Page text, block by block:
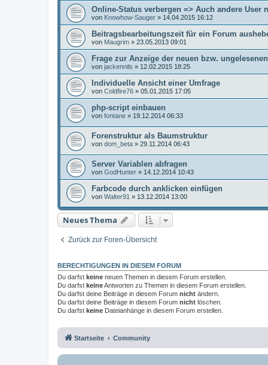
Online-Status verbergen => Auch andere User
von Knowhow-Sauger » 14.04.2015 16:12
Beitragsbearbeitungszeit für ein Forum
von Maugrim » 23.05.2013 09:01
Frage zur Anzeige der neuen bzw.
von jackennils » 12.02.2015 18:25
Individuelle Ansicht einer Umfrage
von Coldfire76 » 05.01.2015 17:05
php-script einbauen
von fontane » 19.12.2014 06:33
Forenstruktur als Baumstruktur
von dom_beta » 29.11.2014 06:43
Server Variablen abfragen
von GodHunter » 14.12.2014 10:43
Farbcode durch anklicken einfügen
von Walter91 » 13.12.2014 13:00
Neues Thema
Zurück zur Foren-Übersicht
BERECHTIGUNGEN IN DIESEM FORUM
Du darfst keine neuen Themen in diesem Forum erstellen.
Du darfst keineAntworten zu Themen in diesem Forum erstellen.
Du darfst deine Beiträge in diesem Forum nicht ändern.
Du darfst deine Beiträge in diesem Forum nicht löschen.
Du darfst keine Dateianhänge in diesem Forum erstellen.
Startseite Community